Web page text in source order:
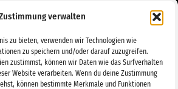
verwalten
zu bieten, verwenden wir Technologien wie
zu speichern und/oder darauf zuzugreifen.
zustimmst, können wir Daten wie das Surfverhalten
Website verarbeiten. Wenn du deine Zustimmung
können bestimmte Merkmale und Funktionen